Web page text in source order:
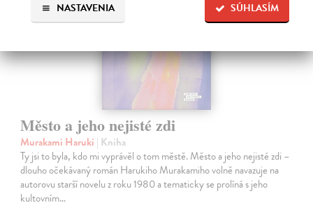
SÚHLASÍM
NASTAVENIA
Město a jeho nejisté zdi
Murakami Haruki | Kniha
Ty jsi to byla, kdo mi vyprávěl o tom městě. Město a jeho nejisté zdi –
dlouho očekávaný román Harukiho Murakamiho volně navazuje na
autorovu starší novelu z roku 1980 a tematicky se prolíná s jeho
kultovním…